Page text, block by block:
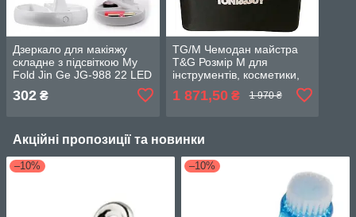
Дзеркало для макіяжу
складне з підсвіткою My
Fold Jin Ge JG-988 22 LED
302 ₴
TG/M Чемодан майстра
T&G Розмір M для
інструментів, косметики,
професійний
1 871,50₴ 1 970 ₴
Акційні пропозиції та новинки
–10% –10%